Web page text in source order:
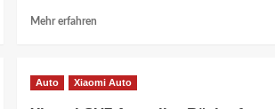
Mehr erfahrenMehr
erobert
Auto Xiaomi Auto